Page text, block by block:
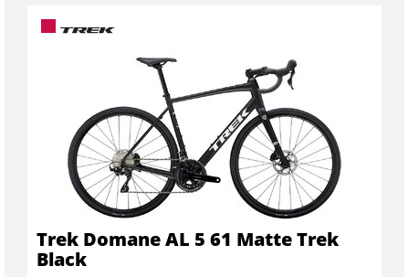
Trek Domane AL 5 61 Matte Trek
Black